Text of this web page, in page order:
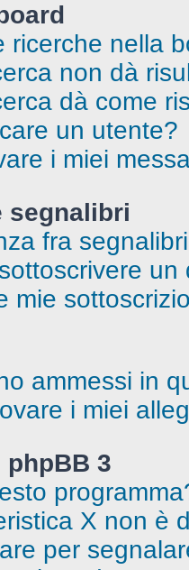
ricerche nella
non dà
dà come
un utente?
i miei
segnalibri
fra
mie
ammessi in
i miei
3
X non è
per